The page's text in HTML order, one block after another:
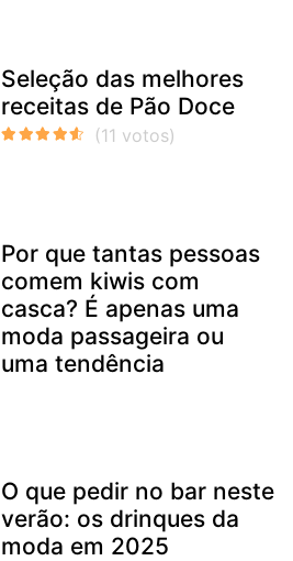
Seleção das melhores
receitas de Pão Doce
Por que tantas pessoas
comem kiwis com
casca? É apenas uma
moda passageira ou
uma tendência
O que pedir no bar neste
verão: os drinques da
moda em 2025